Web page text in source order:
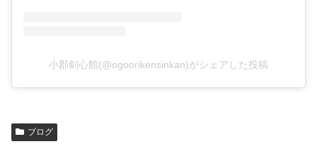
小郡剣心館(@ogoorikensinkan)がシェアした投稿
ブログ